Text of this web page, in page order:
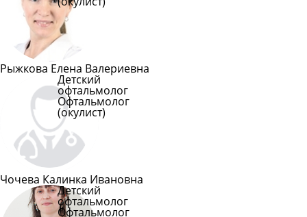
Рыжкова Елена Валериевна
Детский
офтальмолог
Офтальмолог
(окулист)
Подробнее
Чочева Калинка Ивановна
Детский
офтальмолог
Офтальмолог